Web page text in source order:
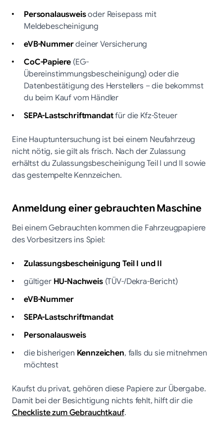
Personalausweisoder Reisepass mit
Meldebescheinigung
eVB-Nummerdeiner Versicherung
CoC-Papiere(EG-
Übereinstimmungsbescheinigung) oder die
Datenbestätigung des Herstellers – die bekommst
du beim Kauf vom Händler
SEPA-Lastschriftmandatfür die Kfz-Steuer
Eine Hauptuntersuchung ist bei einem Neufahrzeug
nicht nötig, sie gilt als frisch. Nach der Zulassung
erhältst du Zulassungsbescheinigung Teil I und II sowie
das gestempelte Kennzeichen.
Anmeldung einer gebrauchten Maschine
Bei einem Gebrauchten kommen die Fahrzeugpapiere
des Vorbesitzers ins Spiel:
Zulassungsbescheinigung Teil I und II
gültigerHU-Nachweis(TÜV-/Dekra-Bericht)
eVB-Nummer
SEPA-Lastschriftmandat
Personalausweis
die bisherigen Kennzeichen, falls du sie mitnehmen
möchtest
Kaufst du privat, gehören diese Papiere zur Übergabe.
Damit bei der Besichtigung nichts fehlt, hilft dir die
Checkliste zum Gebrauchtkauf.